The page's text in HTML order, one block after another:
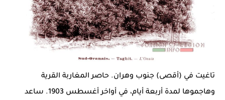
تاغيت في (أقصى) جنوب وهران. حاصر المغاربة القرية
وهاجموها لمدة أربعة أيام، في أواخر أغسطس 1903. ساعد